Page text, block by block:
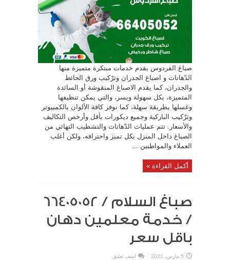
صباغ الفردوس يقدم خدمات مبتكرة متميزة منها
الدّهانات و اصباغ الجدران وترْكيب ورق الحائط
والجدران، كما يقدم الاصباغ المنقوشة أو السائدة
المتميزة، بكل سهولة ويسر، والتي يمكن تنظيفها
وغسلها بطريقة سهلة، كما نوفر كافة الألوان بالكمبيوتر
وترْكيب الباركية وجميع ديكورات بأقل وأرخص التكاليف
والأسعار. تتم عمليات الدّهانات والتشطيب النهائي من
الصباغ داخل المنزل بكل تميز واحترافه، ولكن أغلب
العملاء والمواطنين ...
أكمل القراءة »
صباغ السلام / 66405052
/ خدمة معلمين دهان
باقل سعر
5 مارس، 2021 اضف تعليق